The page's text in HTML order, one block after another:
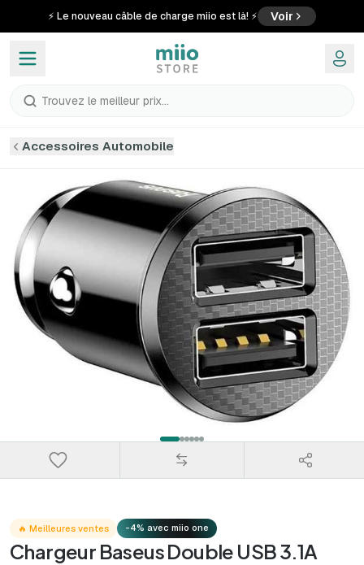
⚡ Le nouveau câble de charge miio est là! ⚡ Voir
Trouvez le meilleur prix...
Accessoires Automobile
🔥 Meilleures ventes -4% avec miio one
Chargeur Baseus Double USB 3.1A